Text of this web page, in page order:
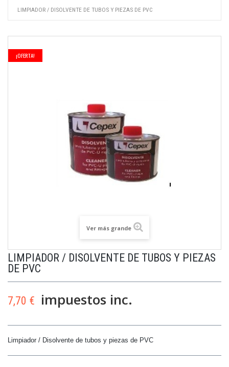
LIMPIADOR / DISOLVENTE DE TUBOS Y PIEZAS DE PVC
¡OFERTA!
Ver más grande
LIMPIADOR / DISOLVENTE DE TUBOS Y PIEZAS
DE PVC
7,70 € impuestos inc.
Limpiador / Disolvente de tubos y piezas de PVC